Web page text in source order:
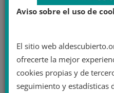
Aviso sobre el uso de
El sitio web
ofrecerte la mejor
cookies propias y de
seguimiento y estadísticas